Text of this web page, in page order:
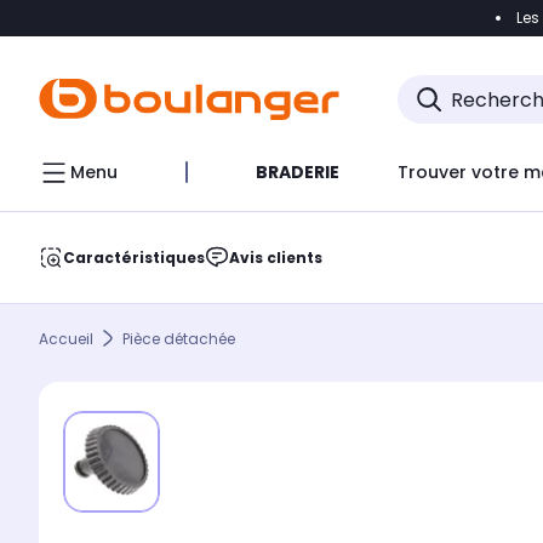
Accéder
Menu BRADERIE Trouver votre
Caractéristiques Avis clients
Accueil Pièce détachée